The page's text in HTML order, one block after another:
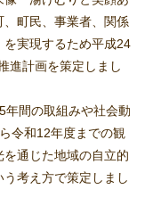
町民、事業者、関係
実現するため平成24
進計画を策定しまし
間の取組みや社会動
令和12年度までの観
通じた地域の自立的
考え方で策定しまし